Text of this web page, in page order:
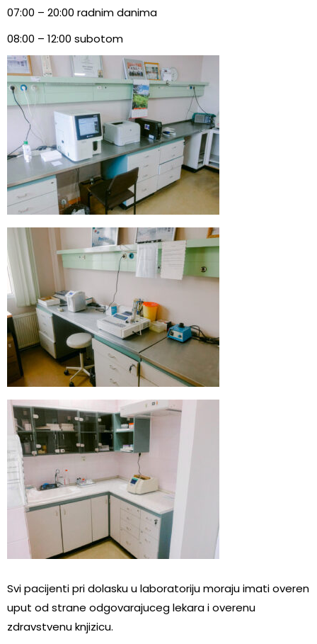
07:00 – 20:00 radnim danima
08:00 – 12:00 subotom
Svi pacijenti pri dolasku u laboratoriju moraju imati overen
uput od strane odgovarajuceg lekara i overenu
zdravstvenu knjizicu.